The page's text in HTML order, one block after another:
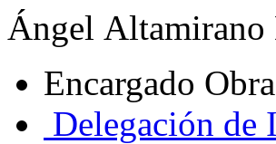
Ángel Altamirano
Encargado
Delegación de